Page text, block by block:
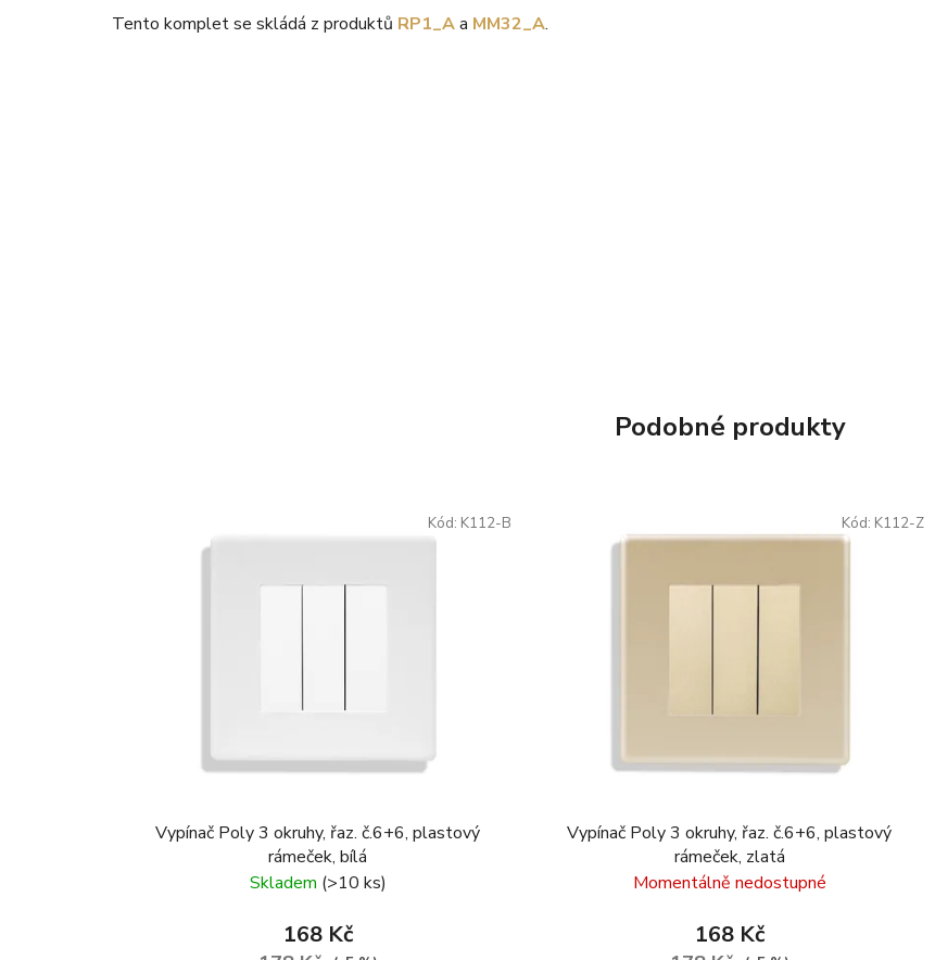
Tento komplet se skládá z produktů RP1_Aa MM32_A.
Podobné produkty
Vypínač Poly 3 okruhy, řaz. č.6+6, plastový
rámeček, bílá
Skladem (>10 ks)
168 Kč
Kód: K112-B
Vypínač Poly 3 okruhy, řaz. č.6+6, plastový
rámeček, zlatá
Momentálně nedostupné
168 Kč
Kód: K112-Z